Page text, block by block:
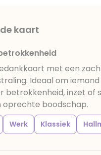
kaart
met een
Ideaal om
betrokkenheid, inzet of
oprechte boodschap.
Werk Klassiek